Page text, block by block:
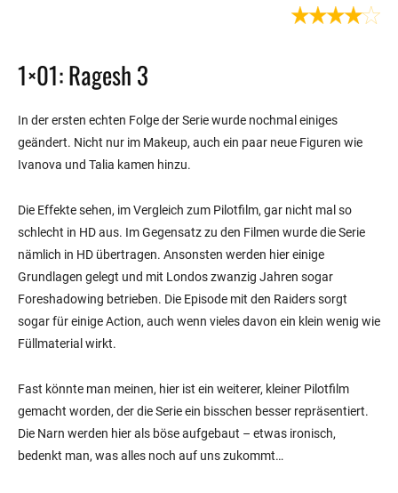
1×01: Ragesh 3
In der ersten echten Folge der Serie wurde nochmal einiges
geändert. Nicht nur im Makeup, auch ein paar neue Figuren wie
Ivanova und Talia kamen hinzu.
Die Effekte sehen, im Vergleich zum Pilotfilm, gar nicht mal so
schlecht in HD aus. Im Gegensatz zu den Filmen wurde die Serie
nämlich in HD übertragen. Ansonsten werden hier einige
Grundlagen gelegt und mit Londos zwanzig Jahren sogar
Foreshadowing betrieben. Die Episode mit den Raiders sorgt
sogar für einige Action, auch wenn vieles davon ein klein wenig wie
Füllmaterial wirkt.
Fast könnte man meinen, hier ist ein weiterer, kleiner Pilotfilm
gemacht worden, der die Serie ein bisschen besser repräsentiert.
Die Narn werden hier als böse aufgebaut – etwas ironisch,
bedenkt man, was alles noch auf uns zukommt…